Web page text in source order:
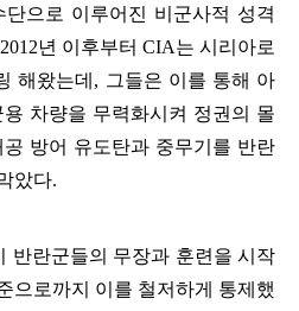
단으로 이루어진 비군사적 성격
2012년 이후부터 CIA는 시리아로
해왔는데 , 그들은 이를 통해 아
차량을 무력화시켜 정권의 몰
방어 유도탄과 중무기를 반란
았다.
반란군들의 무장과 훈련을 시작
으로까지 이를 철저하게 통제했